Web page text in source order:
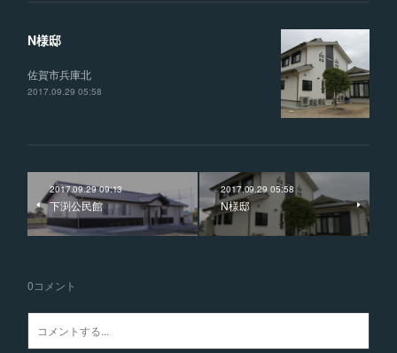
N様邸
佐賀市兵庫北
2017.09.29 05:58
2017.09.29 09:13
下渕公民館
2017.09.29 05:58
N様邸
0コメント